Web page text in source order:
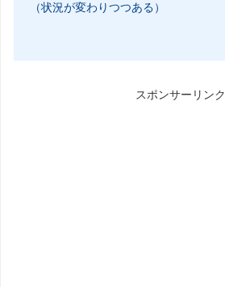
（状況が変わりつつある）
スポンサーリンク